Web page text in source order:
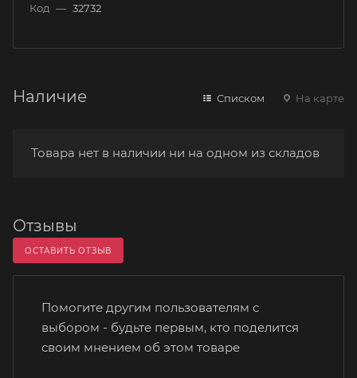
Код — 32732
Наличие Списком На карте
Товара нет в наличии ни на одном из складов
Отзывы
ОСТАВИТЬ ОТЗЫВ
Помогите другим пользователям с
выбором - будьте первым, кто поделится
своим мнением об этом товаре